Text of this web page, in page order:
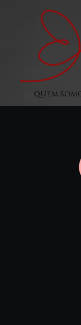
QUEM